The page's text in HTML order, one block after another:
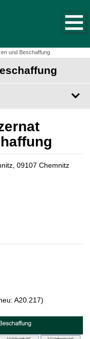
und Beschaffung
09107 Chemnitz
A20.217)